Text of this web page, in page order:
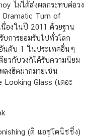
ไม่ได้ส่งผลกระทบต่อวง
Dramatic Turn of
องในปี 2011 ด้วยฐาน
การยอมรับไปทั่วโลก
นดับ 1 ในประเทศอื่นๆ
วกับวงก็ได้รับความนิยม
งฮิตมากมายเช่น
Looking Glass (เดอะ
(ดิ แอชโตนิชชิ่ง)